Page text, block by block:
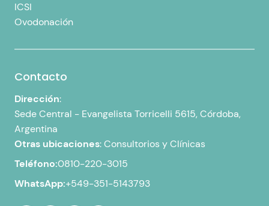
ICSI
Ovodonación
Contacto
Dirección:
Sede Central - Evangelista Torricelli 5615, Córdoba,
Argentina
Otras ubicaciones:Consultorios y Clínicas
Teléfono:0810-220-3015
WhatsApp:+549-351-5143793